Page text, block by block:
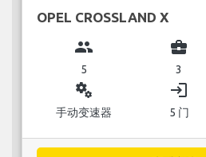
OPEL CROSSLAND X
group
5
business_center
3
miscellaneous_services
手动变速器
login
5 门